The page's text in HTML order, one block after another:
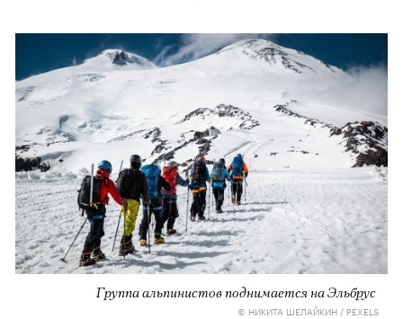
Группа альпинистов поднимается на Эльбрус
© НИКИТА ШЕЛАЙКИН / PEXELS